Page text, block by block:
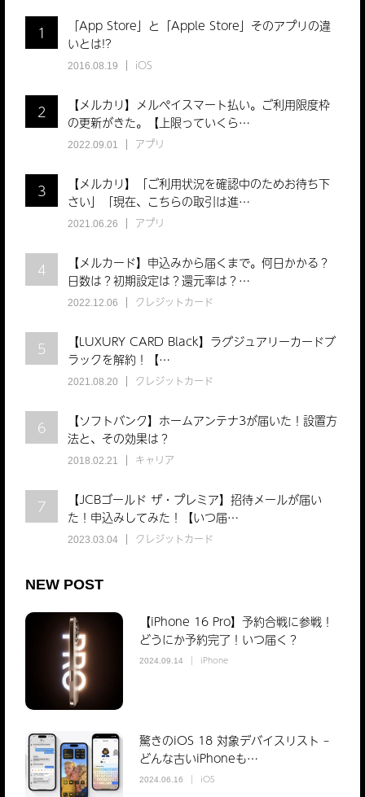
1
「App Store」と「Apple Store」そのアプリの違
いとは!?
2016.08.19 iOS
2
【メルカリ】メルペイスマート払い。ご利用限度枠
の更新がきた。【上限っていくら…
2022.09.01 アプリ
3
【メルカリ】「ご利用状況を確認中のためお待ち下
さい」「現在、こちらの取引は進…
2021.06.26 アプリ
4
【メルカード】申込みから届くまで。何日かかる？
日数は？初期設定は？還元率は？…
2022.12.06 クレジットカード
5
【LUXURY CARD Black】ラグジュアリーカードブ
ラックを解約！【…
2021.08.20 クレジットカード
6
【ソフトバンク】ホームアンテナ3が届いた！設置方
法と、その効果は？
2018.02.21 キャリア
7
【JCBゴールド ザ・プレミア】招待メールが届い
た！申込みしてみた！【いつ届…
2023.03.04 クレジットカード
NEW POST
【iPhone 16 Pro】予約合戦に参戦！
どうにか予約完了！いつ届く？
2024.09.14 iPhone
驚きのiOS 18 対象デバイスリスト –
どんな古いiPhoneも…
2024.06.16 iOS